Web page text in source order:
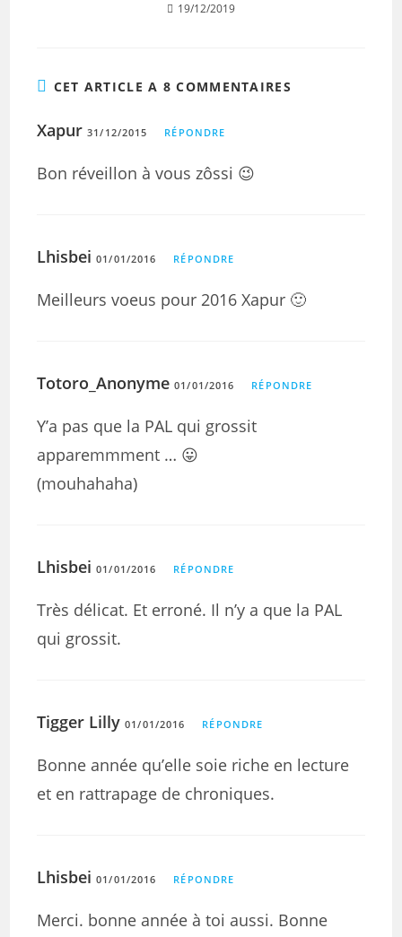
19/12/2019
CET ARTICLE A 8 COMMENTAIRES
Xapur 31/12/2015 RÉPONDRE
Bon réveillon à vous zôssi 😉
Lhisbei 01/01/2016 RÉPONDRE
Meilleurs voeus pour 2016 Xapur 🙂
Totoro_Anonyme 01/01/2016 RÉPONDRE
Y’a pas que la PAL qui grossit
apparemmment … 😛
(mouhahaha)
Lhisbei 01/01/2016 RÉPONDRE
Très délicat. Et erroné. Il n’y a que la PAL
qui grossit.
Tigger Lilly 01/01/2016 RÉPONDRE
Bonne année qu’elle soie riche en lecture
et en rattrapage de chroniques.
Lhisbei 01/01/2016 RÉPONDRE
Merci. bonne année à toi aussi. Bonne